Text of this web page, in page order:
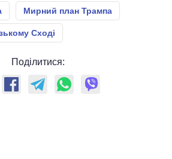
Мирний план Трампа
Сході
Поділитися: